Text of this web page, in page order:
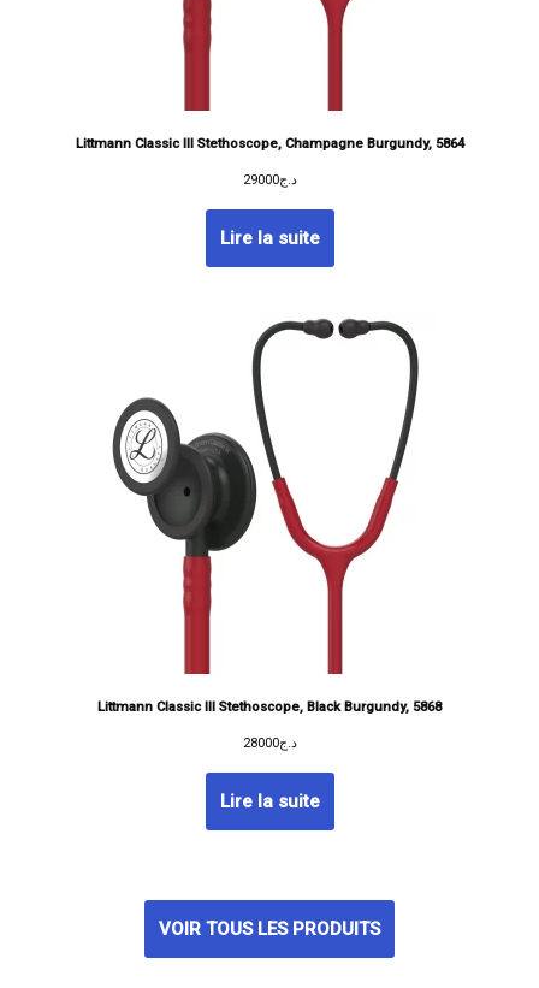
Littmann Classic III Stethoscope, Champagne Burgundy, 5864
د.ج29000
Lire la suite
Littmann Classic III Stethoscope, Black Burgundy, 5868
د.ج28000
Lire la suite
VOIR TOUS LES PRODUITS